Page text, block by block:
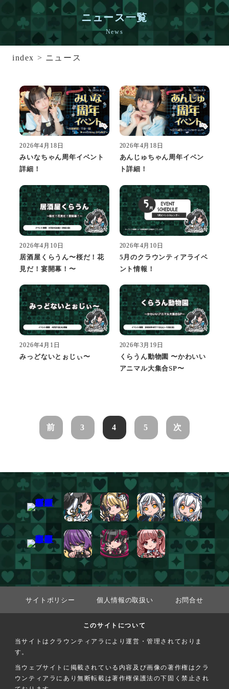
ニュース一覧
News
index > ニュース
2026年4月18日
みいなちゃん周年イベント
詳細！
2026年4月18日
あんじゅちゃん周年イベン
ト詳細！
2026年4月10日
居酒屋くらうん〜桜だ！花
見だ！宴開幕！〜
2026年4月10日
5月のクラウンティアライベ
ント情報！
2026年4月1日
みっどないとぉじぃ〜
2026年3月19日
くらうん動物園 〜かわいい
アニマル大集合SP〜
前 3 4 5 次
サイトポリシー 個人情報の取扱い お問合せ
このサイトについて
当サイトはクラウンティアラにより運営・管理されておりま
す。
当ウェブサイトに掲載されている内容及び画像の著作権はクラ
ウンティアラにあり無断転載は著作権保護法の下固く禁止され